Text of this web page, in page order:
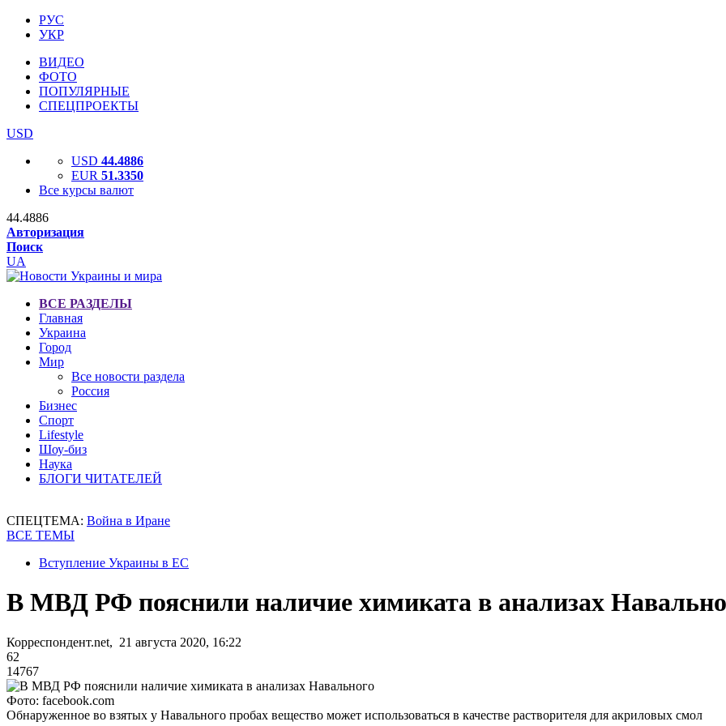
РУС
УКР
ВИДЕО
ФОТО
ПОПУЛЯРНЫЕ
СПЕЦПРОЕКТЫ
USD
USD 44.4886
EUR 51.3350
Все курсы валют
44.4886
Авторизация
Поиск
UA
ВСЕ РАЗДЕЛЫ
Главная
Украина
Город
Мир
Все новости раздела
Россия
Бизнес
Спорт
Lifestyle
Шоу-биз
Наука
БЛОГИ ЧИТАТЕЛЕЙ
СПЕЦТЕМА: Война в Иране
ВСЕ ТЕМЫ
Вступление Украины в ЕС
В МВД РФ пояснили наличие химиката в анализах
Корреспондент.net, 21 августа 2020, 16:22
62
14767
Фото: facebook.com
Обнаруженное во взятых у Навального пробах вещество может использоваться в качестве растворителя для акриловых смол